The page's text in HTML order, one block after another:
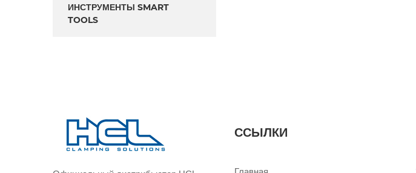
ИНСТРУМЕНТЫ SMART
TOOLS
ССЫЛКИ